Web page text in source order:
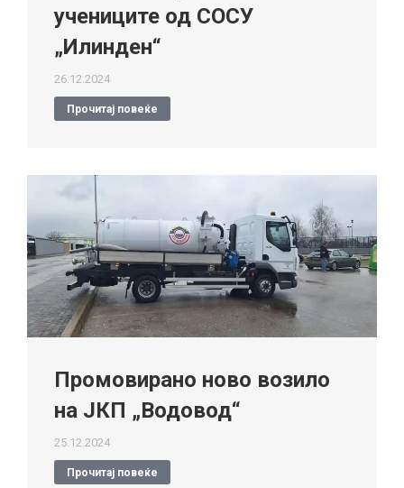
учениците од СОСУ
„Илинден“
26.12.2024
Прочитај повеќе
Промовирано ново возило
на ЈКП „Водовод“
25.12.2024
Прочитај повеќе